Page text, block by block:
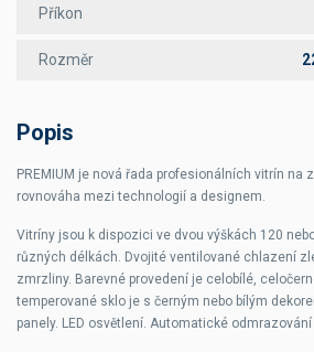
Příkon
Rozměr
Popis
PREMIUM je nová řada profesionálních vitrín na
rovnováha mezi technologií a designem.
Vitríny jsou k dispozici ve dvou výškách 120
různých délkách. Dvojité ventilované chlazení
zmrzliny. Barevné provedení je celobílé,
temperované sklo je s černým nebo bílým
panely. LED osvětlení. Automatické